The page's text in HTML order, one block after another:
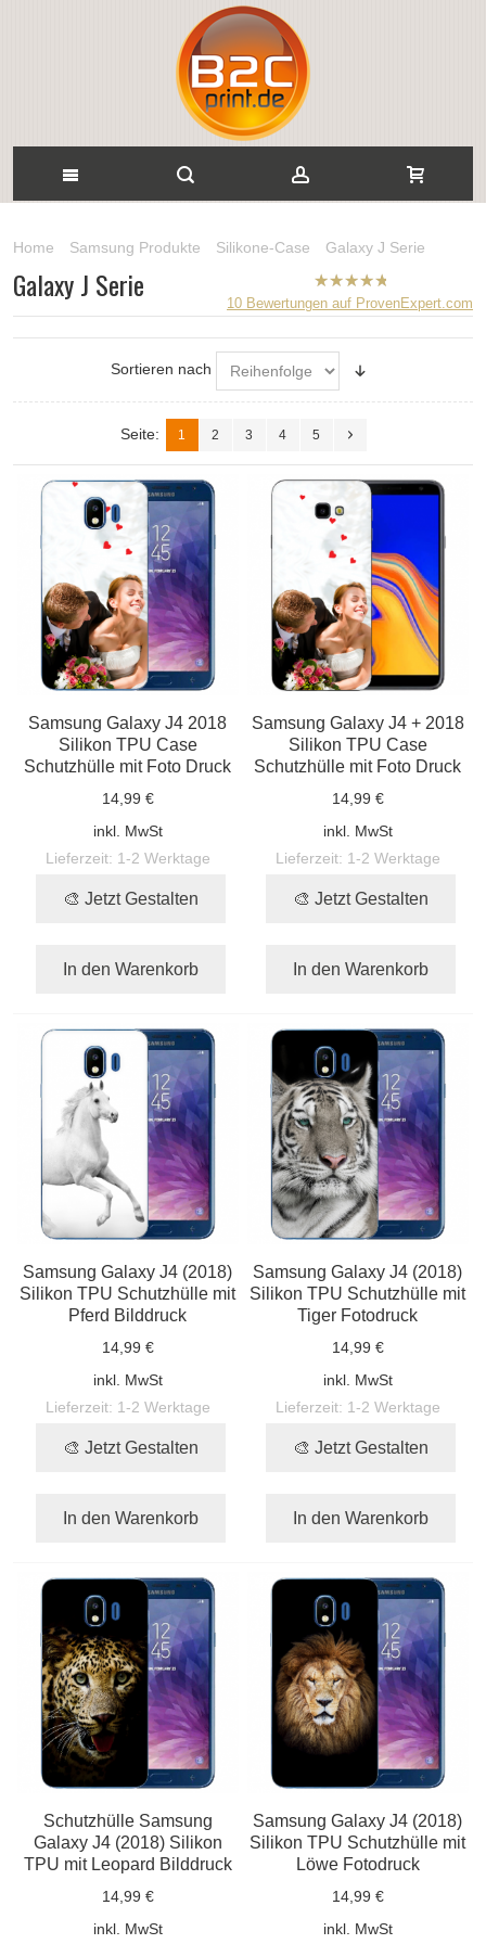
Home Samsung Produkte Silikone-Case Galaxy J Serie
B2CPrint
hat5von
5
Sternen |
10 Bewertungen auf ProvenExpert.com
Galaxy J Serie
Sortieren nach
Seite: 1 2 3 4 5
Samsung Galaxy J4 2018
Silikon TPU Case
Schutzhülle mit Foto Druck
14,99 €
inkl. MwSt
Lieferzeit: 1-2 Werktage
🎨 Jetzt Gestalten
In den Warenkorb
Samsung Galaxy J4 + 2018
Silikon TPU Case
Schutzhülle mit Foto Druck
14,99 €
inkl. MwSt
Lieferzeit: 1-2 Werktage
🎨 Jetzt Gestalten
In den Warenkorb
Samsung Galaxy J4 (2018)
Silikon TPU Schutzhülle mit
Pferd Bilddruck
14,99 €
inkl. MwSt
Lieferzeit: 1-2 Werktage
🎨 Jetzt Gestalten
In den Warenkorb
Samsung Galaxy J4 (2018)
Silikon TPU Schutzhülle mit
Tiger Fotodruck
14,99 €
inkl. MwSt
Lieferzeit: 1-2 Werktage
🎨 Jetzt Gestalten
In den Warenkorb
Schutzhülle Samsung
Galaxy J4 (2018) Silikon
TPU mit Leopard Bilddruck
14,99 €
inkl. MwSt
Samsung Galaxy J4 (2018)
Silikon TPU Schutzhülle mit
Löwe Fotodruck
14,99 €
inkl. MwSt